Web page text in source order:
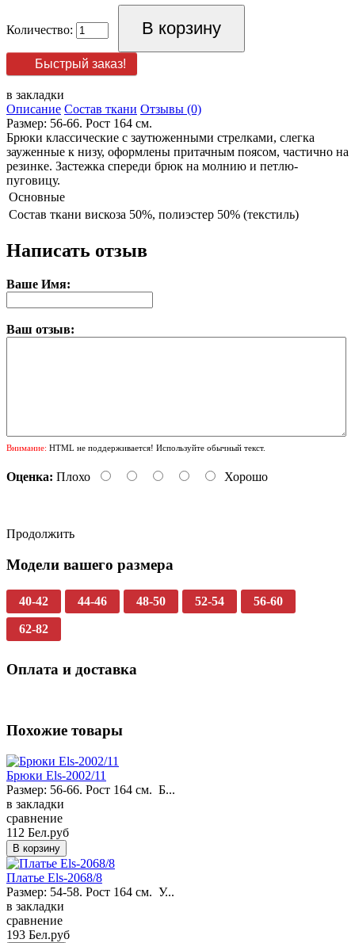
Количество:
Быстрый заказ!
в закладки
Описание Состав ткани Отзывы (0)
Размер: 56-66. Рост 164 см.
Брюки классические с заутюженными стрелками, слегка
зауженные к низу, оформлены притачным поясом, частично на
резинке. Застежка спереди брюк на молнию и петлю-
пуговицу.
Основные
Состав ткани вискоза 50%, полиэстер 50% (текстиль)
Написать отзыв
Ваше Имя:
Ваш отзыв:
Внимание: HTML не поддерживается! Используйте обычный текст.
Оценка: Плохо Хорошо
Продолжить
Модели вашего размера
40-42 44-46 48-50 52-54 56-60
62-82
Оплата и доставка
Похожие товары
Брюки Els-2002/11
Размер: 56-66. Рост 164 см. Б...
в закладки
сравнение
112 Бел.руб
Платье Els-2068/8
Размер: 54-58. Рост 164 см. У...
в закладки
сравнение
193 Бел.руб